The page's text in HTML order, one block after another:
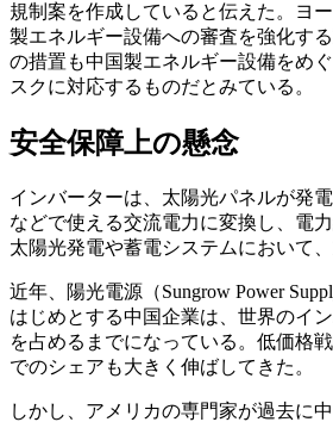
規制案を作成していると伝えた。ヨ
製エネルギー設備への審査を強化す
の措置も中国製エネルギー設備をめ
スクに対応するものだとみている。
安全保障上の懸念
インバーターは、太陽光パネルが発
などで使える交流電力に変換し、電
太陽光発電や蓄電システムにおいて
近年、陽光電源（Sungrow Power
はじめとする中国企業は、世界のイ
を占めるまでになっている。低価格
でのシェアも大きく伸ばしてきた。
しかし、アメリカの専門家が過去に